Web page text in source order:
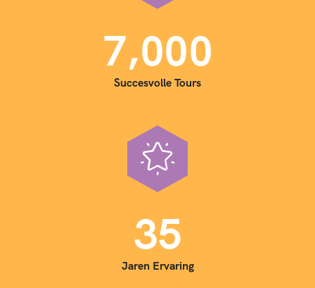
7,000
Succesvolle Tours
35
Jaren Ervaring